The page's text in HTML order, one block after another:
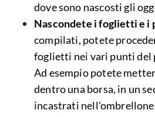
dove sono nascosti gli
Nascondete i foglietti e i
compilati, potete
foglietti nei vari punti del
Ad esempio potete
dentro una borsa, in un
incastrati